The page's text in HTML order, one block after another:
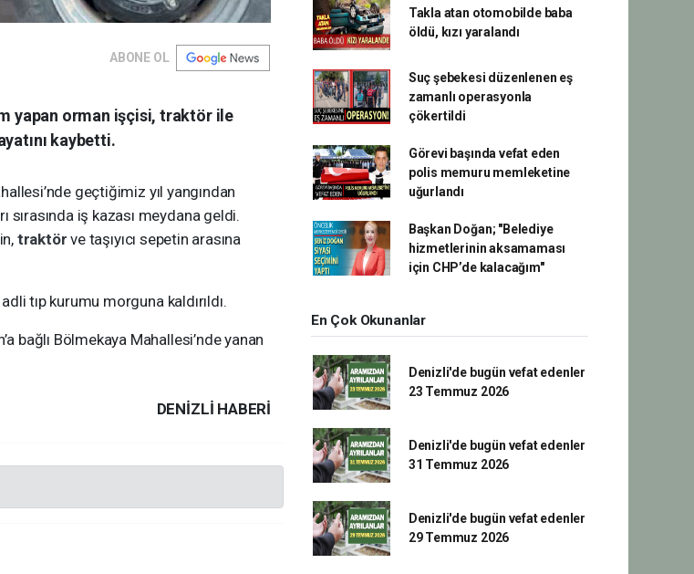
ABONE OL
yapan orman işçisi, traktör ile
kaybetti.
geçtiğimiz yıl yangından
iş kazası meydana geldi.
traktörve taşıyıcı sepetin arasına
tıp kurumu morguna kaldırıldı.
bağlı Bölmekaya Mahallesi’nde yanan
DENIZLI HABERİ
Takla atan otomobilde baba
öldü, kızı yaralandı
Suç şebekesi düzenlenen eş
zamanlı operasyonla
çökertildi
Görevi başında vefat eden
polis memuru memleketine
uğurlandı
Başkan Doğan; "Belediye
hizmetlerinin aksamaması
için CHP’de kalacağım"
En Çok Okunanlar
Denizli'de bugün vefat edenler
23 Temmuz 2026
Denizli'de bugün vefat edenler
31 Temmuz 2026
Denizli'de bugün vefat edenler
29 Temmuz 2026